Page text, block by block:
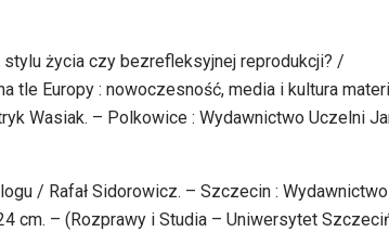
życia czy bezrefleksyjnej reprodukcji? /
tle Europy : nowoczesność, media i kultura
Wasiak. – Polkowice : Wydawnictwo Uczelni
/ Rafał Sidorowicz. – Szczecin : Wydawnictwo
cm. – (Rozprawy i Studia – Uniwersytet